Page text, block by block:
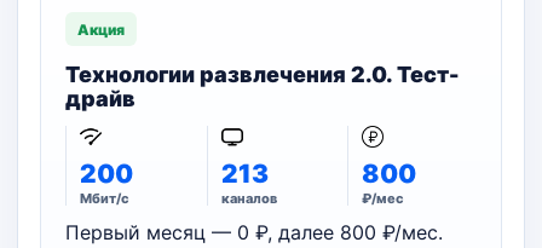
Акция
Технологии развлечения 2.0. Тест-
драйв
200
Мбит/с
213
каналов
800
₽/мес
Первый месяц — 0 ₽, далее 800 ₽/мес.